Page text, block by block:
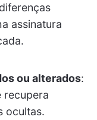
assinatura
ou alterados:
recupera
ocultas.